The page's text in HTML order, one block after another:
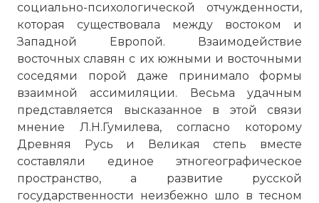
социально-психологической отчужденности,
которая существовала между востоком и
Западной Европой. Взаимодействие
восточных славян с их южными и восточными
соседями порой даже принимало формы
взаимной ассимиляции. Весьма удачным
представляется высказанное в этой связи
мнение Л.Н.Гумилева, согласно которому
Древняя Русь и Великая степь вместе
составляли единое этногеографическое
пространство, а развитие русской
государственности неизбежно шло в тесном